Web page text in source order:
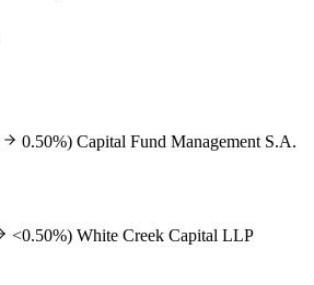
0.50%) Capital Fund Management S.A.
<0.50%) White Creek Capital LLP